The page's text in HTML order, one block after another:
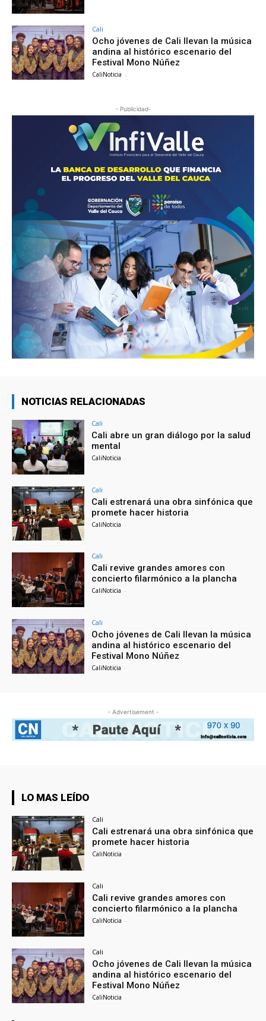
Cali
Ocho jóvenes de Cali llevan la música
andina al histórico escenario del
Festival Mono Núñez
CaliNoticia -
- Publicidad-
NOTICIAS RELACIONADAS
Cali
Cali abre un gran diálogo por la salud
mental
CaliNoticia -
Cali
Cali estrenará una obra sinfónica que
promete hacer historia
CaliNoticia -
Cali
Cali revive grandes amores con
concierto filarmónico a la plancha
CaliNoticia -
Cali
Ocho jóvenes de Cali llevan la música
andina al histórico escenario del
Festival Mono Núñez
CaliNoticia -
- Advertisement -
LO MAS LEÍDO
Cali
Cali estrenará una obra sinfónica que
promete hacer historia
CaliNoticia -
Cali
Cali revive grandes amores con
concierto filarmónico a la plancha
CaliNoticia -
Cali
Ocho jóvenes de Cali llevan la música
andina al histórico escenario del
Festival Mono Núñez
CaliNoticia -